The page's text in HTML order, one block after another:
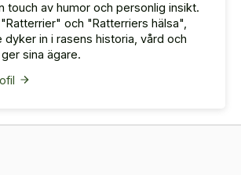
touch av humor och personlig insikt.
och "Ratterriers hälsa",
dyker in i rasens historia, vård och
sina ägare.